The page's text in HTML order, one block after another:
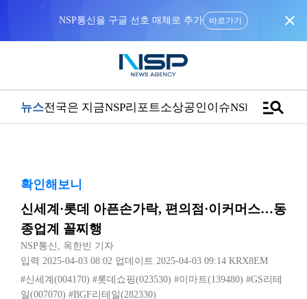
“우리는 독자가 구독할 수 있는 기사를 씁니다” close
뉴스전국은 지금NSP리포트소상공인이슈NSPTVmanage_search
확인해보니
신세계·롯데 아픈손가락, 편의점·이커머스…동
종업계 꼴찌행
NSP통신 , 옥한빈 기자
입력 2025-04-03 08:02 업데이트 2025-04-03 09:14 KRX8EM
#신세계(004170) #롯데쇼핑(023530) #이마트(139480) #GS리테
일(007070) #BGF리테일(282330)